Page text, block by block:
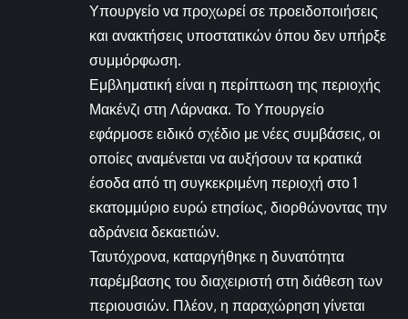
Υπουργείο να προχωρεί σε προειδοποιήσεις
και ανακτήσεις υποστατικών όπου δεν υπήρξε
συμμόρφωση.
Εμβληματική είναι η περίπτωση της περιοχής
Μακένζι στη Λάρνακα. Το Υπουργείο
εφάρμοσε ειδικό σχέδιο με νέες συμβάσεις, οι
οποίες αναμένεται να αυξήσουν τα κρατικά
έσοδα από τη συγκεκριμένη περιοχή στο 1
εκατομμύριο ευρώ ετησίως, διορθώνοντας την
αδράνεια δεκαετιών.
Ταυτόχρονα, καταργήθηκε η δυνατότητα
παρέμβασης του διαχειριστή στη διάθεση των
περιουσιών. Πλέον, η παραχώρηση γίνεται